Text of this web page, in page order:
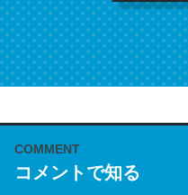
COMMENT
コメントで知る
これは名文。彼はとても
う。英語少しでも読める